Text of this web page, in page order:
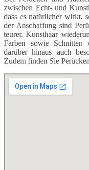
zwischen Echt- und
dass es natürlicher wirkt,
der Anschaffung sind
teurer. Kunsthaar
Farben sowie
darüber hinaus auch
Zudem finden Sie